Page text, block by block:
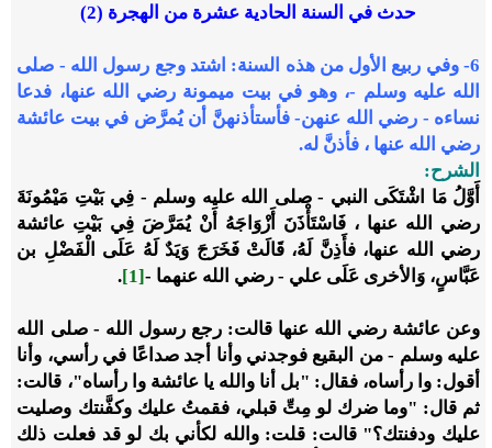
حدث في السنة الحادية عشرة من الهجرة (2)
6- وفي ربيع الأول من هذه السنة: اشتد وجع رسول الله - صلى
الله عليه وسلم -، وهو في بيت ميمونة رضي الله عنها، فدعا
نساءه - رضي الله عنهن- فأستأذنهنَّ أن يُمرَّض في بيت عائشة
رضي الله عنها ، فأذنَّ له.
الشرح:
أَوَّلُ مَا اشْتَكَى النبي - صلى الله عليه وسلم - فِي بَيْتِ مَيْمُونَةَ
رضي الله عنها ، فَاسْتَأْذَنَ أَزْوَاجَهُ أَنْ يُمَرَّضَ فِي بَيْتِ عائشة
رضي الله عنها، فأَذِنَّ لَهُ، قَالَتْ فَخَرَجَ وَيَدٌ لَهُ عَلَى الْفَضْلِ بن
عَبَّاسٍ، وَالأخرى عَلَى علي - رضي الله عنهما -[1]
.
وعن عائشة رضي الله عنها قالت: رجع رسول الله - صلى الله
عليه وسلم - من البقيع فوجدني وأنا أجد صداعًا في رأسي، وأنا
أقول: وا رأساه، فقال: "بل أنا والله يا عائشة وا رأساه"، قالت:
ثم قال: "وما ضرك لو مِتِّ قبلي، فقمتُ عليك وكفَّنتك وصليت
عليك ودفنتك؟" قالت: قلت: والله لكأني بك لو قد فعلت ذلك